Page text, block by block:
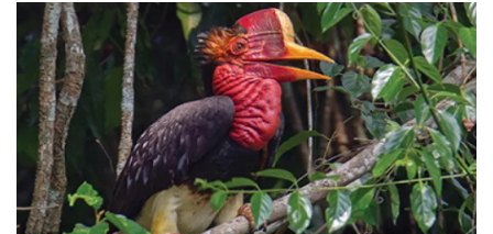
ใสไร้ความคาว